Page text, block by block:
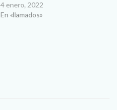
4 enero, 2022
En «llamados»